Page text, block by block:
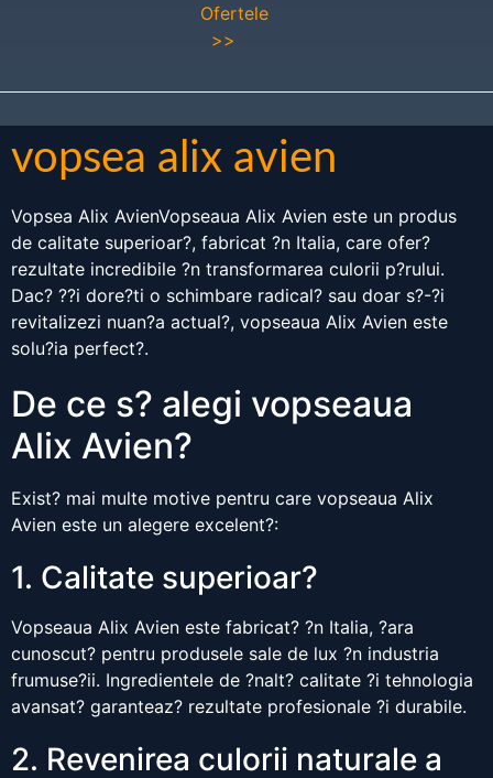
Ofertele
>>
vopsea alix avien
Vopsea Alix AvienVopseaua Alix Avien este un produs
de calitate superioar?, fabricat ?n Italia, care ofer?
rezultate incredibile ?n transformarea culorii p?rului.
Dac? ??i dore?ti o schimbare radical? sau doar s?-?i
revitalizezi nuan?a actual?, vopseaua Alix Avien este
solu?ia perfect?.
De ce s? alegi vopseaua
Alix Avien?
Exist? mai multe motive pentru care vopseaua Alix
Avien este un alegere excelent?:
1. Calitate superioar?
Vopseaua Alix Avien este fabricat? ?n Italia, ?ara
cunoscut? pentru produsele sale de lux ?n industria
frumuse?ii. Ingredientele de ?nalt? calitate ?i tehnologia
avansat? garanteaz? rezultate profesionale ?i durabile.
2. Revenirea culorii naturale a